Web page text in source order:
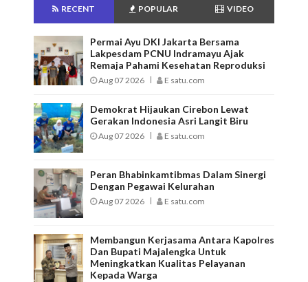
RECENT POPULAR VIDEO
Permai Ayu DKI Jakarta Bersama
Lakpesdam PCNU Indramayu Ajak
Remaja Pahami Kesehatan Reproduksi
Aug 07 2026 E satu.com
Demokrat Hijaukan Cirebon Lewat
Gerakan Indonesia Asri Langit Biru
Aug 07 2026 E satu.com
Peran Bhabinkamtibmas Dalam Sinergi
Dengan Pegawai Kelurahan
Aug 07 2026 E satu.com
Membangun Kerjasama Antara Kapolres
Dan Bupati Majalengka Untuk
Meningkatkan Kualitas Pelayanan
Kepada Warga